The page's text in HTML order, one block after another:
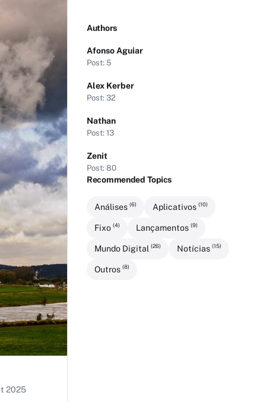
2025
Authors
Afonso Aguiar
Post: 5
Alex Kerber
Post: 32
Nathan
Post: 13
Zenit
Post: 80
Recommended Topics
Análises(6) Aplicativos (10)
Fixo(4) Lançamentos (9)
Mundo Digital(26) Notícias (15)
Outros(8)